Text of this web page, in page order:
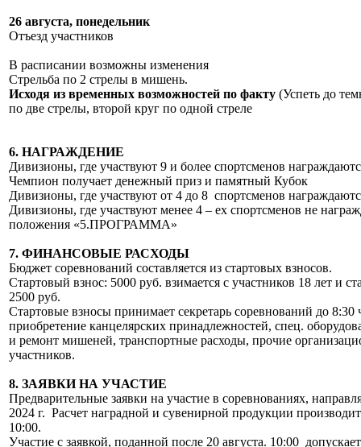
26 августа, понедельник
Отъезд участников
В расписании возможны изменения
Стрельба по 2 стрелы в мишень.
Исходя из временных возможностей по факту (Успеть до
по две стрелы, второй круг по одной стреле
6. НАГРАЖДЕНИЕ
Дивизионы, где участвуют 9 и более спортсменов
Чемпион получает денежный приз и памятный Кубок
Дивизионы, где участвуют от 4 до 8 спортсменов
Дивизионы, где участвуют менее 4 – ех спортсменов не
положения «5.ПРОГРАММА»
7. ФИНАНСОВЫЕ РАСХОДЫ
Бюджет соревнований составляется из стартовых взносов.
Стартовый взнос: 5000 руб. взимается с участников 18 лет и
2500 руб.
Стартовые взносы принимает секретарь соревнований до 8:30
приобретение канцелярских принадлежностей, спец.
и ремонт мишеней, транспортные расходы, прочие
участников.
8. ЗАЯВКИ НА УЧАСТИЕ
Предварительные заявки на участие в соревнованиях,
2024 г. Расчет наградной и сувенирной продукции
10:00.
Участие с заявкой, поданной после 20 августа. 10:00